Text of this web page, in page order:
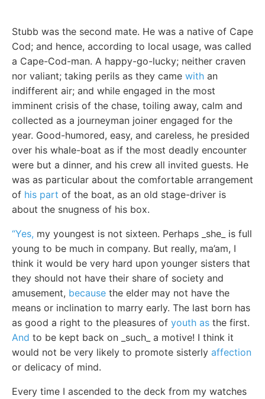
Stubb was the second mate. He was a native of Cape
Cod; and hence, according to local usage, was called
a Cape-Cod-man. A happy-go-lucky; neither craven
nor valiant; taking perils as they came with an
indifferent air; and while engaged in the most
imminent crisis of the chase, toiling away, calm and
collected as a journeyman joiner engaged for the
year. Good-humored, easy, and careless, he presided
over his whale-boat as if the most deadly encounter
were but a dinner, and his crew all invited guests. He
was as particular about the comfortable arrangement
of his part of the boat, as an old stage-driver is
about the snugness of his box.
“Yes, my youngest is not sixteen. Perhaps _she_ is full
young to be much in company. But really, ma’am, I
think it would be very hard upon younger sisters that
they should not have their share of society and
amusement, because the elder may not have the
means or inclination to marry early. The last born has
as good a right to the pleasures of youth as the first.
And to be kept back on _such_ a motive! I think it
would not be very likely to promote sisterly affection
or delicacy of mind.
Every time I ascended to the deck from my watches